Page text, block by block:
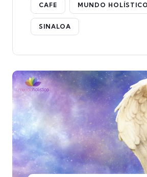
CAFE MUNDO HOLÍSTICO
SINALOA